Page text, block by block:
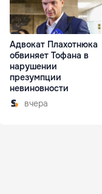
Адвокат Плахотнюка
обвиняет Тофана в
нарушении
презумпции
невиновности
вчера